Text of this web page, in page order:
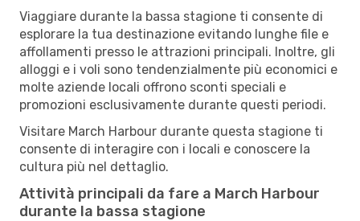
Viaggiare durante la bassa stagione ti consente di
esplorare la tua destinazione evitando lunghe file e
affollamenti presso le attrazioni principali. Inoltre, gli
alloggi e i voli sono tendenzialmente più economici e
molte aziende locali offrono sconti speciali e
promozioni esclusivamente durante questi periodi.
Visitare March Harbour durante questa stagione ti
consente di interagire con i locali e conoscere la
cultura più nel dettaglio.
Attività principali da fare a March Harbour
durante la bassa stagione